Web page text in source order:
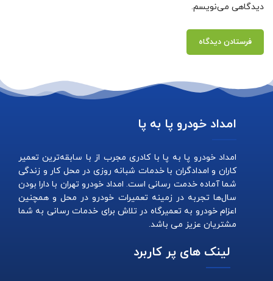
دیدگاهی می‌نویسم.
امداد خودرو پا به پا
امداد خودرو پا به پا با کادری مجرب از با سابقه‌ترین تعمیر
کاران و امدادگران با خدمات شبانه روزی در محل کار و زندگی
شما آماده خدمت رسانی است. امداد خودرو تهران با دارا بودن
سال‌ها تجربه در زمینه تعمیرات خودرو در محل و همچنین
اعزام خودرو به تعمیرگاه در تلاش برای خدمات رسانی به شما
مشتریان عزیز می باشد.
لینک های پر کاربرد